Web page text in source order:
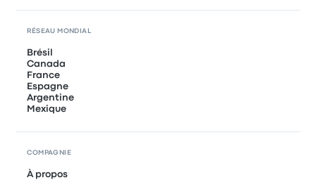
RÉSEAU MONDIAL
Brésil
Canada
France
Espagne
Argentine
Mexique
COMPAGNIE
À propos